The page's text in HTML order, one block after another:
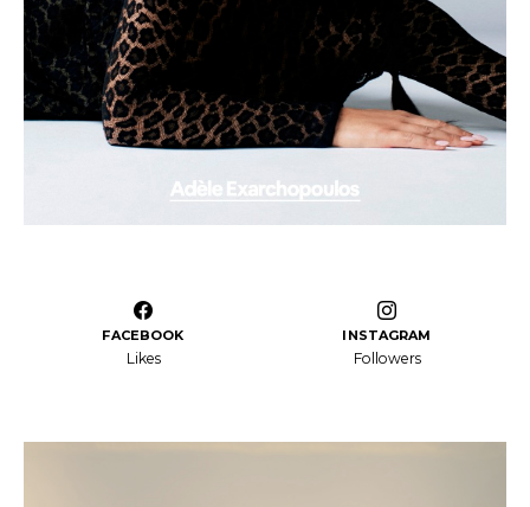
FACEBOOK
Likes
INSTAGRAM
Followers